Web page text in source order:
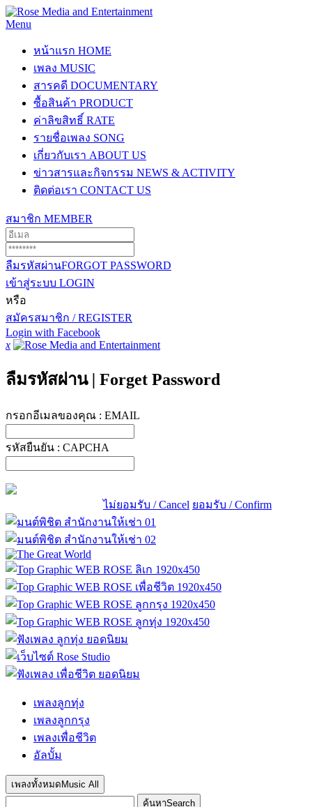
Menu
หน้าแรก HOME
เพลง MUSIC
สารคดี DOCUMENTARY
ซื้อสินค้า PRODUCT
ค่าลิขสิทธิ์ RATE
รายชื่อเพลง SONG
เกี่ยวกับเรา ABOUT US
ข่าวสารและกิจกรรม NEWS & ACTIVITY
ติดต่อเรา CONTACT US
สมาชิก MEMBER
ลืมรหัสผ่านFORGOT PASSWORD
เข้าสู่ระบบ LOGIN
หรือ
สมัครสมาชิก / REGISTER
Login with Facebook
x
ลืมรหัสผ่าน | Forget Password
กรอกอีเมลของคุณ : EMAIL
รหัสยืนยัน : CAPCHA
ไม่ยอมรับ / Cancel ยอมรับ / Confirm
เพลงลูกทุ่ง
เพลงลูกกรุง
เพลงเพื่อชีวิต
อัลบั้ม
เพลงทั้งหมด Music All
ค้นหาSearch